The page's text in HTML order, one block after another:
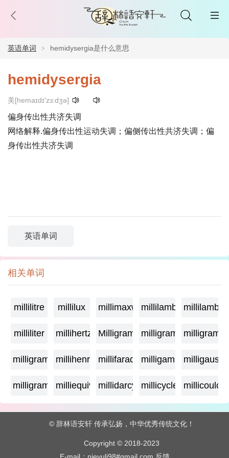
英语单词 hemidysergia是什么意思
hemidysergia
美[hemaɪdɪ'zɜ:dʒə]
偏身传出性共济失调
网络解释.偏身传出性运动失调；偏侧传出性共济失调；偏
身传出性共济失调
英语单词
相关单词
millilitre millilux millimaxwellmillilambda
milliliter millihertz Milligramagemilligrame
milligrammemillihenry millifarad milligammamilligauss
milligram milliequivalentmillidarcy millicycle
© 辞林语安轩 传承弘扬，中华优秀传统文化！
Copyright © 2018-2023